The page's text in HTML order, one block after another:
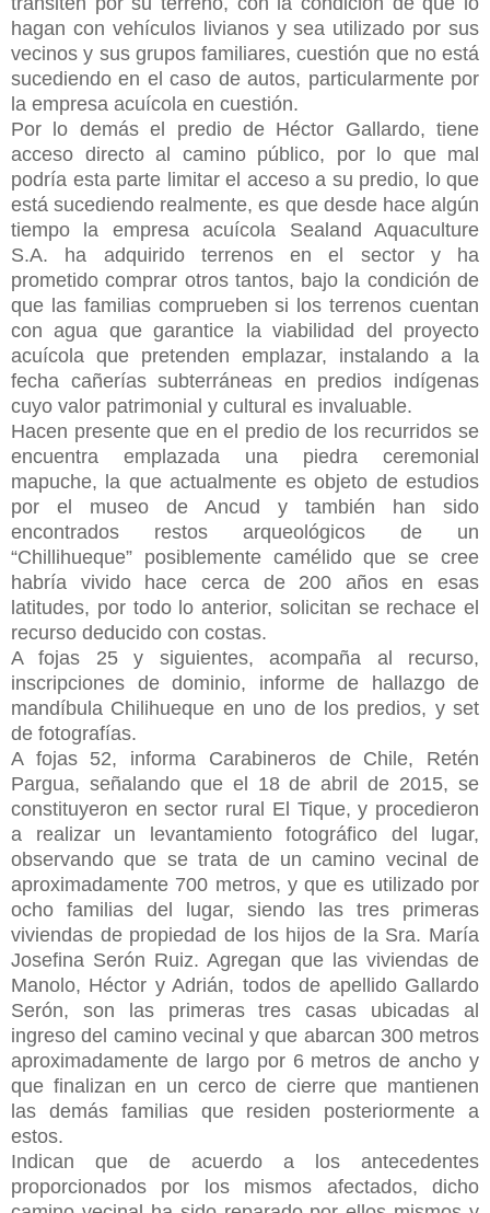
hagan con vehículos livianos y sea utilizado por sus
vecinos y sus grupos familiares, cuestión que no está
sucediendo en el caso de autos, particularmente por
la empresa acuícola en cuestión.
Por lo demás el predio de Héctor Gallardo, tiene
acceso directo al camino público, por lo que mal
podría esta parte limitar el acceso a su predio, lo que
está sucediendo realmente, es que desde hace algún
tiempo la empresa acuícola Sealand Aquaculture
S.A. ha adquirido terrenos en el sector y ha
prometido comprar otros tantos, bajo la condición de
que las familias comprueben si los terrenos cuentan
con agua que garantice la viabilidad del proyecto
acuícola que pretenden emplazar, instalando a la
fecha cañerías subterráneas en predios indígenas
cuyo valor patrimonial y cultural es invaluable.
Hacen presente que en el predio de los recurridos se
encuentra emplazada una piedra ceremonial
mapuche, la que actualmente es objeto de estudios
por el museo de Ancud y también han sido
encontrados restos arqueológicos de un
“Chillihueque” posiblemente camélido que se cree
habría vivido hace cerca de 200 años en esas
latitudes, por todo lo anterior, solicitan se rechace el
recurso deducido con costas.
A fojas 25 y siguientes, acompaña al recurso,
inscripciones de dominio, informe de hallazgo de
mandíbula Chilihueque en uno de los predios, y set
de fotografías.
A fojas 52, informa Carabineros de Chile, Retén
Pargua, señalando que el 18 de abril de 2015, se
constituyeron en sector rural El Tique, y procedieron
a realizar un levantamiento fotográfico del lugar,
observando que se trata de un camino vecinal de
aproximadamente 700 metros, y que es utilizado por
ocho familias del lugar, siendo las tres primeras
viviendas de propiedad de los hijos de la Sra. María
Josefina Serón Ruiz. Agregan que las viviendas de
Manolo, Héctor y Adrián, todos de apellido Gallardo
Serón, son las primeras tres casas ubicadas al
ingreso del camino vecinal y que abarcan 300 metros
aproximadamente de largo por 6 metros de ancho y
que finalizan en un cerco de cierre que mantienen
las demás familias que residen posteriormente a
estos.
Indican que de acuerdo a los antecedentes
proporcionados por los mismos afectados, dicho